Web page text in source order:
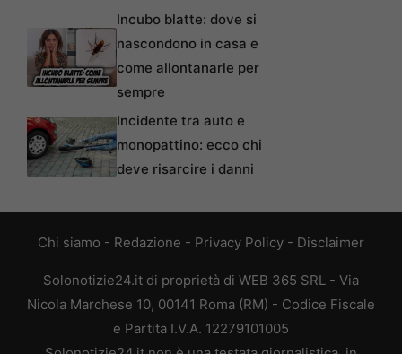
Incubo blatte: dove si
nascondono in casa e
come allontanarle per
sempre
Incidente tra auto e
monopattino: ecco chi
deve risarcire i danni
Chi siamo - Redazione - Privacy Policy - Disclaimer
Solonotizie24.it di proprietà di WEB 365 SRL - Via
Nicola Marchese 10, 00141 Roma (RM) - Codice Fiscale
e Partita I.V.A. 12279101005